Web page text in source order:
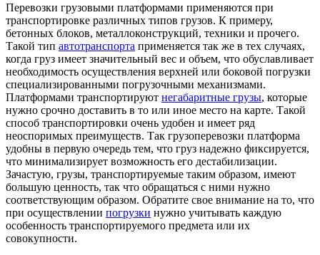
Перевозки грузовыми платформами применяются при
транспортировке различных типов грузов. К примеру,
бетонных блоков, металлоконструкций, техники и прочего.
Такой тип автотранспорта применяется так же в тех случаях,
когда груз имеет значительный вес и объем, что обуславливает
необходимость осуществления верхней или боковой погрузки
специализированными погрузочными механизмами.
Платформами транспортируют негабаритные грузы, которые
нужно срочно доставить в то или иное место на карте. Такой
способ транспортировки очень удобен и имеет ряд
неоспоримых преимуществ. Так грузоперевозки платформа
удобны в первую очередь тем, что груз надежно фиксируется,
что минимализирует возможность его дестабилизации.
Зачастую, грузы, транспортируемые таким образом, имеют
большую ценность, так что обращаться с ними нужно
соответствующим образом. Обратите свое внимание на то, что
при осуществлении погрузки нужно учитывать каждую
особенность транспортируемого предмета или их
совокупности.